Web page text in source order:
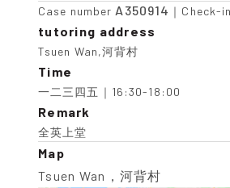
Case number A350914 ｜Check-
tutoring address
Tsuen Wan,河背村
Time
一二三四五｜16:30-18:00
Remark
全英上堂
Map
Tsuen Wan，河背村